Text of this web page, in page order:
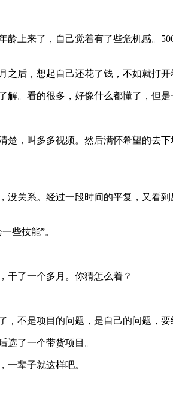
上来了，自己觉着有了些危机感。
后，想起自己还花了钱，不如就打开
。看的很多，好像什么都懂了，但是
，叫多多视频。然后满怀希望的去
关系。经过一段时间的平复，又看
些技能”。
干了一个多月。你猜怎么着？
不是项目的问题，是自己的问题，要
选了一个带货项目。
一辈子就这样吧。